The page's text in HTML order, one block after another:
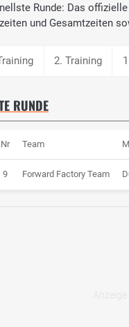
Runde: Das
und Gesamtzeiten
2. Training
RUNDE
Nr Team
9 Forward Factory Team